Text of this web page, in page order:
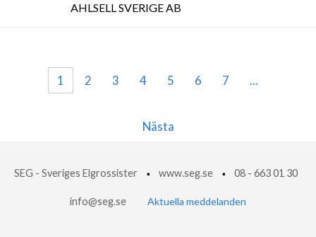
AHLSELL SVERIGE AB
1 2 3 4 5 6 7 ...
Nästa
SEG - Sveriges Elgrossister www.seg.se 08 - 663 01 30
info@seg.se Aktuella meddelanden